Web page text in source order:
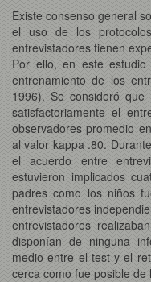
Existe consenso general
el uso de los
entrevistadores tienen
Por ello, en este
entrenamiento de los
1996). Se consideró que
satisfactoriamente el
observadores promedio
al valor kappa .80.
el acuerdo entre
estuvieron implicados
padres como los niños
entrevistadores
entrevistadores
disponían de ninguna
medio entre el test y el
cerca como fue posible de